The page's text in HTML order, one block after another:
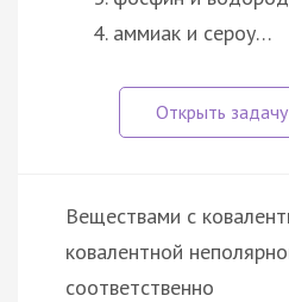
аммиак и сероу…
Веществами с
ковалентной
соответственно